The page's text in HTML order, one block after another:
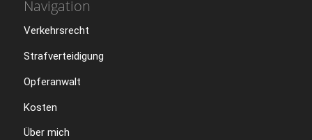
Navigation
Verkehrsrecht
Strafverteidigung
Opferanwalt
Kosten
Über mich